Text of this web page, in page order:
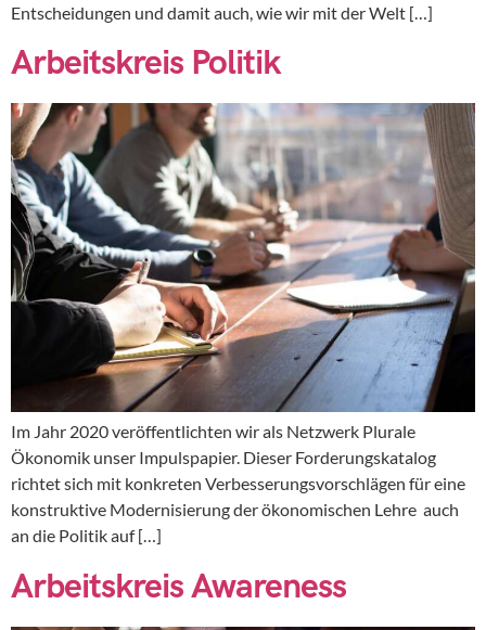
Entscheidungen und damit auch, wie wir mit der Welt […]
Arbeitskreis Politik
Im Jahr 2020 veröffentlichten wir als Netzwerk Plurale
Ökonomik unser Impulspapier. Dieser Forderungskatalog
richtet sich mit konkreten Verbesserungsvorschlägen für eine
konstruktive Modernisierung der ökonomischen Lehre auch
an die Politik auf […]
Arbeitskreis Awareness